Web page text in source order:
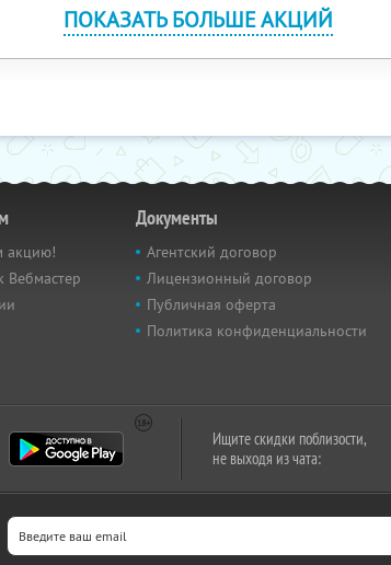
ПОКАЗАТЬ БОЛЬШЕ АКЦИЙ
акцию!
Вебмастер
Документы
Агентский договор
Лицензионный договор
Публичная оферта
Политика конфиденциальности
Ищите скидки поблизости,
не выходя из чата: